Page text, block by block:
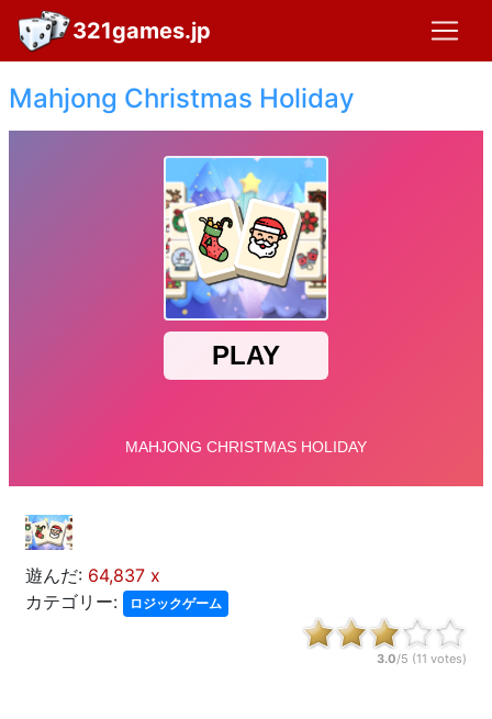
321games.jp
Mahjong Christmas Holiday
遊んだ: 64,837 x
カテゴリー:
ロジックゲーム
3.0/5 (11 votes)